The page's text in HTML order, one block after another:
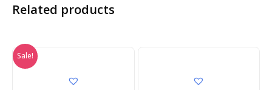
Related products
Sale!